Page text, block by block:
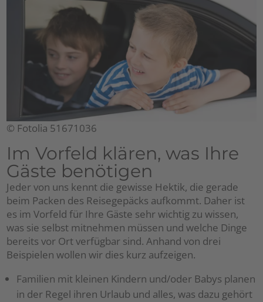
© Fotolia 51671036
Im Vorfeld klären, was Ihre
Gäste benötigen
Jeder von uns kennt die gewisse Hektik, die gerade
beim Packen des Reisegepäcks aufkommt. Daher ist
es im Vorfeld für Ihre Gäste sehr wichtig zu wissen,
was sie selbst mitnehmen müssen und welche Dinge
bereits vor Ort verfügbar sind. Anhand von drei
Beispielen wollen wir dies kurz aufzeigen.
Familien mit kleinen Kindern und/oder Babys planen
in der Regel ihren Urlaub und alles, was dazu gehört